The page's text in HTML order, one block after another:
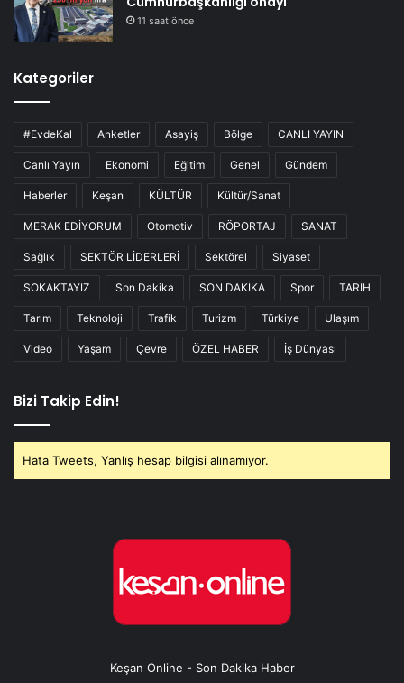
11 saat önce
Kategoriler
#EvdeKal Anketler Asayiş Bölge CANLI YAYIN
Canlı Yayın Ekonomi Eğitim Genel Gündem
Haberler Keşan KÜLTÜR Kültür/Sanat
MERAK EDİYORUM Otomotiv RÖPORTAJ SANAT
Sağlık SEKTÖR LİDERLERİ Sektörel Siyaset
SOKAKTAYIZ Son Dakika SON DAKİKA Spor TARİH
Tarım Teknoloji Trafik Turizm Türkiye Ulaşım
Video Yaşam Çevre ÖZEL HABER İş Dünyası
Bizi Takip Edin!
Hata Tweets, Yanlış hesap bilgisi alınamıyor.
Keşan Online - Son Dakika Haber